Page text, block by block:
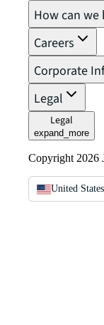
How can we
Careers
Corporate
Legal
Legal
expand_more
Copyright 2026
United States